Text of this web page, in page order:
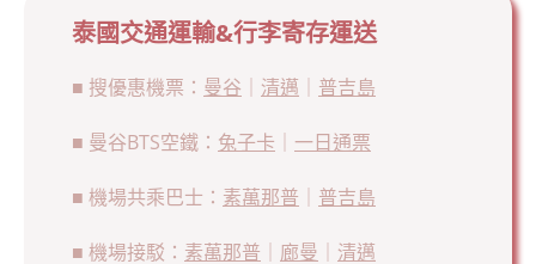
泰國交通運輸&行李寄存運送
■ 搜優惠機票： 曼谷 清邁 普吉島
■ 曼谷BTS空鐵： 兔子卡 一日通票
■ 機場共乘巴士： 素萬那普 普吉島
■ 機場接駁： 素萬那普 ｜ 廊曼 ｜ 清邁